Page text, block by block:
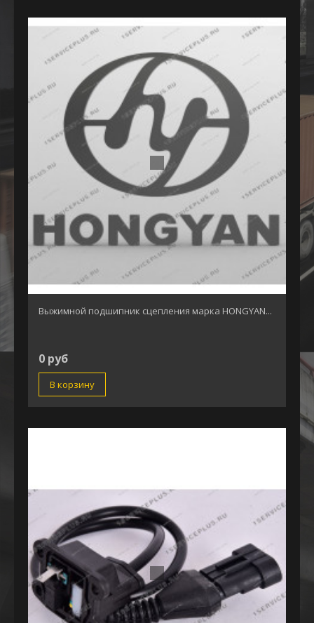
Выжимной подшипник сцепления марка HONGYAN...
0 руб
В корзину